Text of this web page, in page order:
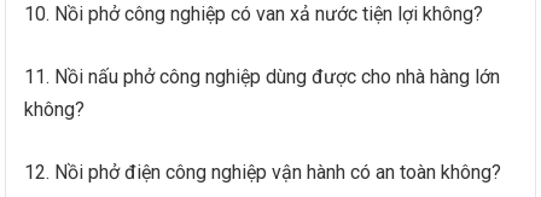
10. Nồi phở công nghiệp có van xả nước tiện lợi không?
11. Nồi nấu phở công nghiệp dùng được cho nhà hàng lớn
không?
12. Nồi phở điện công nghiệp vận hành có an toàn không?